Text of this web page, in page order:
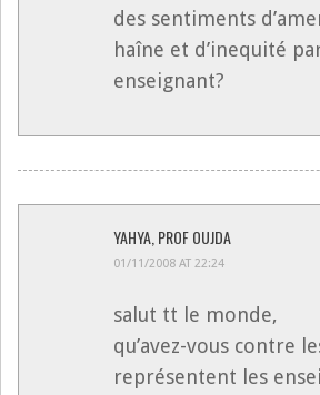
des sentiments
haîne et d’inequité
enseignant?
YAHYA, PROF OUJDA
01/11/2008 AT 22:24
salut tt le monde,
qu’avez-vous contre
représentent les